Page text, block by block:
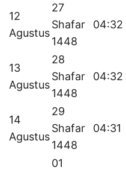
12
Agustus
27
Shafar
1448
04:32
13
Agustus
28
Shafar
1448
04:32
14
Agustus
29
Shafar
1448
04:31
01